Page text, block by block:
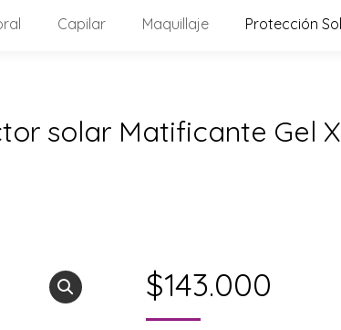
Capilar Maquillaje Protección
solar Matificante Gel
$143.000